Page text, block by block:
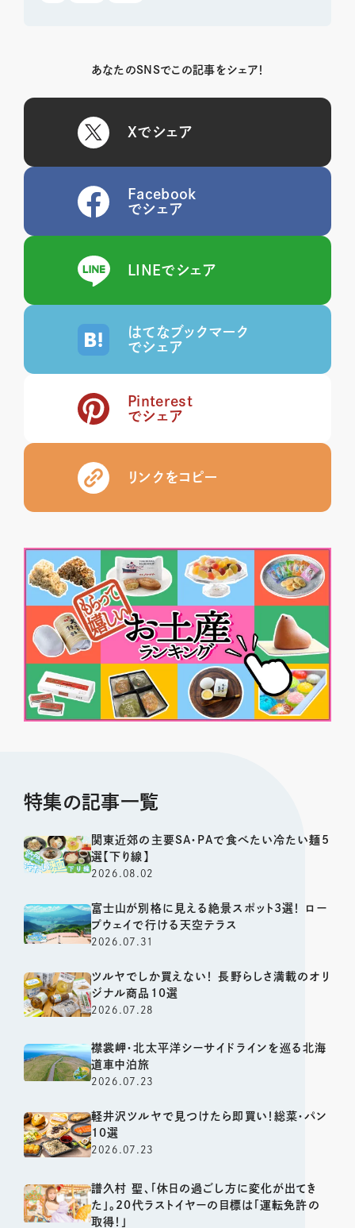
あなたのSNSでこの記事をシェア！
Xでシェア
Facebook
でシェア
LINEでシェア
はてなブックマーク
でシェア
Pinterest
でシェア
リンクをコピー
特集の記事一覧
関東近郊の主要SA・PAで食べたい冷たい麺5
選【下り線】
2026.08.02
富士山が別格に見える絶景スポット3選！ ロー
プウェイで行ける天空テラス
2026.07.31
ツルヤでしか買えない！ 長野らしさ満載のオリ
ジナル商品10選
2026.07.28
襟裳岬・北太平洋シーサイドラインを巡る北海
道車中泊旅
2026.07.23
軽井沢ツルヤで見つけたら即買い！総菜・パン
10選
2026.07.23
譜久村 聖、「休日の過ごし方に変化が出てき
た」。20代ラストイヤーの目標は「運転免許の
取得！」